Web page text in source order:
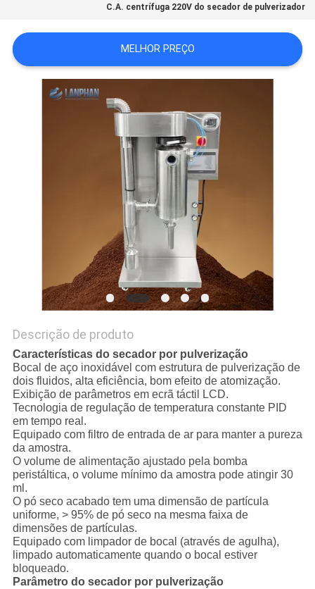
DO
SITE
PRIVACIDADE
C.A. centrífuga 220V do secador de pulverizador
MELHOR PREÇO
Descrição de produto
Características do secador por pulverização
Bocal de aço inoxidável com estrutura de pulverização de
dois fluidos, alta eficiência, bom efeito de atomização.
Exibição de parâmetros em ecrã táctil LCD.
Tecnologia de regulação de temperatura constante PID
em tempo real.
Equipado com filtro de entrada de ar para manter a pureza
da amostra.
O volume de alimentação ajustado pela bomba
peristáltica, o volume mínimo da amostra pode atingir 30
ml.
O pó seco acabado tem uma dimensão de partícula
uniforme, > 95% de pó seco na mesma faixa de
dimensões de partículas.
Equipado com limpador de bocal (através de agulha),
limpado automaticamente quando o bocal estiver
bloqueado.
Parâmetro do secador por pulverização